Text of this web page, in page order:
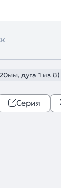
дуга 1 из
Серия